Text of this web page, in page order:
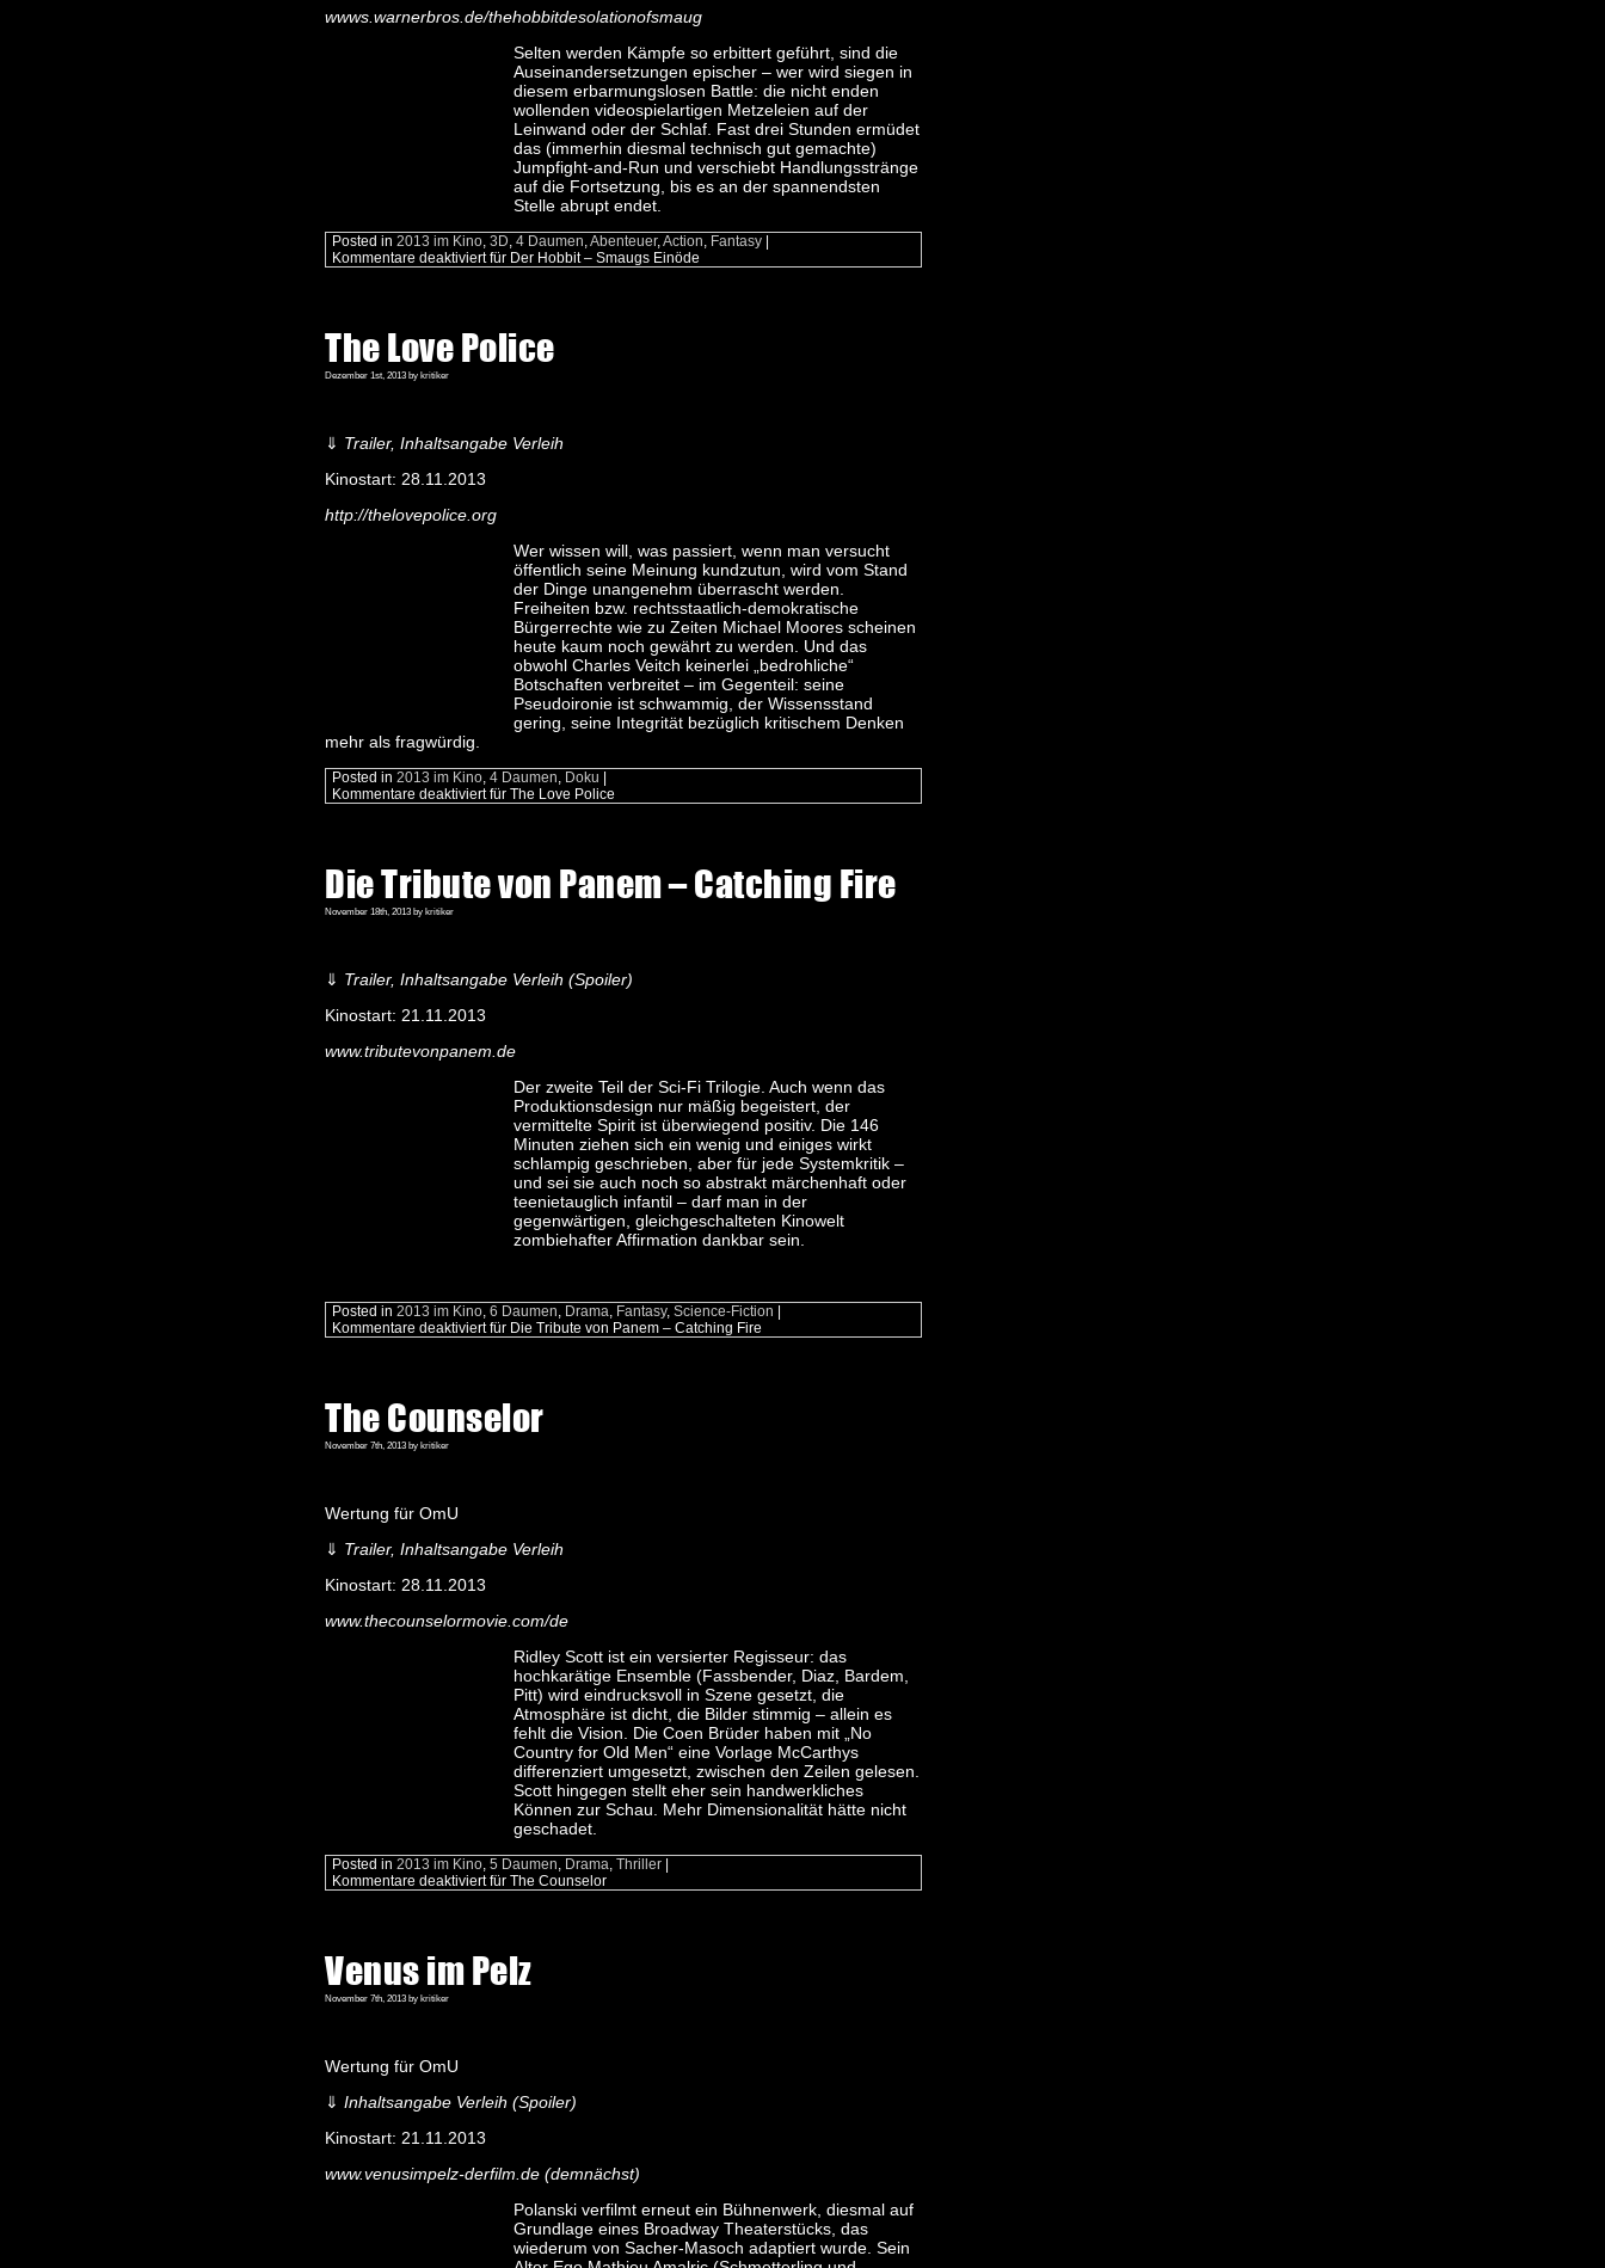
wwws.warnerbros.de/thehobbitdesolationofsmaug
Selten werden Kämpfe so erbittert geführt, sind die
Auseinandersetzungen epischer – wer wird siegen in
diesem erbarmungslosen Battle: die nicht enden
wollenden videospielartigen Metzeleien auf der
Leinwand oder der Schlaf. Fast drei Stunden ermüdet
das (immerhin diesmal technisch gut gemachte)
Jumpfight-and-Run und verschiebt Handlungsstränge
auf die Fortsetzung, bis es an der spannendsten
Stelle abrupt endet.
Posted in 2013 im Kino, 3D, 4 Daumen,Abenteuer,Action, Fantasy
Kommentare deaktiviertfür Der Hobbit – Smaugs Einöde
The Love Police
Dezember 1st, 2013 by kritiker
⇓ Trailer, Inhaltsangabe Verleih
Kinostart: 28.11.2013
http://thelovepolice.org
Wer wissen will, was passiert, wenn man versucht
öffentlich seine Meinung kundzutun, wird vom Stand
der Dinge unangenehm überrascht werden.
Freiheiten bzw. rechtsstaatlich-demokratische
Bürgerrechte wie zu Zeiten Michael Moores scheinen
heute kaum noch gewährt zu werden. Und das
obwohl Charles Veitch keinerlei „bedrohliche“
Botschaften verbreitet – im Gegenteil: seine
Pseudoironie ist schwammig, der Wissensstand
gering, seine Integrität bezüglich kritischem Denken
mehr als fragwürdig.
Posted in 2013 im Kino, 4 Daumen, Doku
Kommentare deaktiviertfür The Love Police
Die Tribute von Panem – Catching Fire
November 18th, 2013 by kritiker
⇓ Trailer, Inhaltsangabe Verleih (Spoiler)
Kinostart: 21.11.2013
www.tributevonpanem.de
Der zweite Teil der Sci-Fi Trilogie. Auch wenn das
Produktionsdesign nur mäßig begeistert, der
vermittelte Spirit ist überwiegend positiv. Die 146
Minuten ziehen sich ein wenig und einiges wirkt
schlampig geschrieben, aber für jede Systemkritik –
und sei sie auch noch so abstrakt märchenhaft oder
teenietauglich infantil – darf man in der
gegenwärtigen, gleichgeschalteten Kinowelt
zombiehafter Affirmation dankbar sein.
Posted in 2013 im Kino, 6 Daumen, Drama, Fantasy, Science-Fiction
Kommentare deaktiviertfür Die Tribute von Panem – Catching Fire
The Counselor
November 7th, 2013 by kritiker
Wertung für OmU
⇓ Trailer, Inhaltsangabe Verleih
Kinostart: 28.11.2013
www.thecounselormovie.com/de
Ridley Scott ist ein versierter Regisseur: das
hochkarätige Ensemble (Fassbender, Diaz, Bardem,
Pitt) wird eindrucksvoll in Szene gesetzt, die
Atmosphäre ist dicht, die Bilder stimmig – allein es
fehlt die Vision. Die Coen Brüder haben mit „No
Country for Old Men“ eine Vorlage McCarthys
differenziert umgesetzt, zwischen den Zeilen gelesen.
Scott hingegen stellt eher sein handwerkliches
Können zur Schau. Mehr Dimensionalität hätte nicht
geschadet.
Posted in 2013 im Kino, 5 Daumen, Drama, Thriller
Kommentare deaktiviertfür The Counselor
Venus im Pelz
November 7th, 2013 by kritiker
Wertung für OmU
⇓ Inhaltsangabe Verleih (Spoiler)
Kinostart: 21.11.2013
www.venusimpelz-derfilm.de (demnächst)
Polanski verfilmt erneut ein Bühnenwerk, diesmal auf
Grundlage eines Broadway Theaterstücks, das
wiederum von Sacher-Masoch adaptiert wurde. Sein